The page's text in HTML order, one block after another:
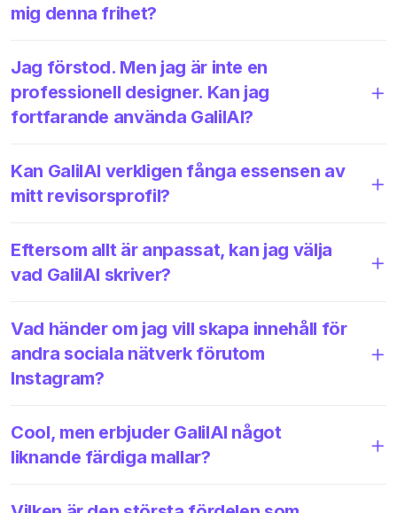
mig denna frihet?
Jag förstod. Men jag är inte en
professionell designer. Kan jag
fortfarande använda GalilAI?
Kan GalilAI verkligen fånga essensen av
mitt revisorsprofil?
Eftersom allt är anpassat, kan jag välja
vad GalilAI skriver?
Vad händer om jag vill skapa innehåll för
andra sociala nätverk förutom
Instagram?
Cool, men erbjuder GalilAI något
liknande färdiga mallar?